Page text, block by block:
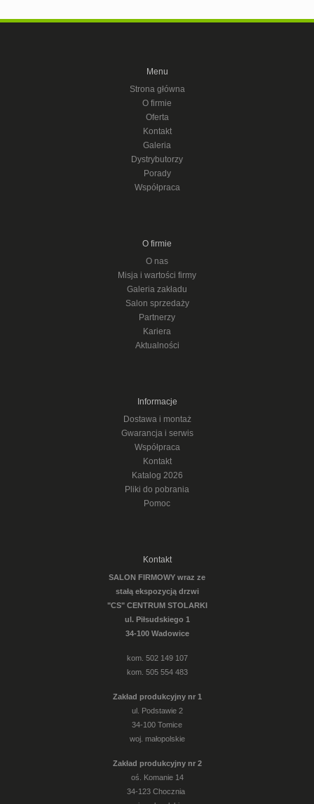
Menu
Strona główna
O firmie
Oferta
Kontakt
Galeria
Dystrybutorzy
Porady
Współpraca
O firmie
O nas
Misja i wartości firmy
Galeria zakładu
Salon sprzedaży
Partnerzy
Kariera
Aktualności
Informacje
Dostawa i montaż
Gwarancja i serwis
Współpraca
Kontakt
Katalog 2026
Pliki do pobrania
Pomoc
Kontakt
SALON FIRMOWY wraz ze
stałą ekspozycją drzwi
"CS" CENTRUM STOLARKI
ul. Piłsudskiego 1
34-100 Wadowice
kom. 502 149 107
kom. 505 554 483
Zakład produkcyjny nr 1
ul. Podstawie 2
34-100 Tomice
woj. małopolskie
Zakład produkcyjny nr 2
oś. Komanie 14
34-123 Chocznia